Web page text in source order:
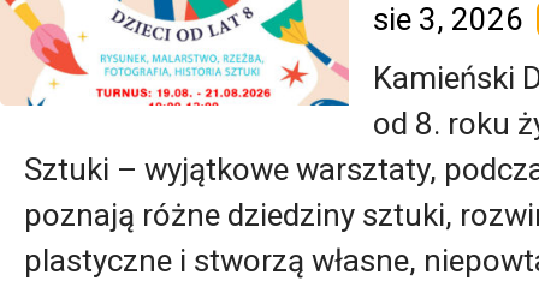
sie 3, 2026
Kamieński
od 8. roku
Sztuki – wyjątkowe warsztaty,
poznają różne dziedziny sztuki,
plastyczne i stworzą własne,